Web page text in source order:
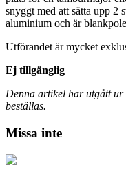
snyggt med att sätta upp 2
aluminium och är
Utförandet är mycket
Ej tillgänglig
Denna artikel har utgått
beställas.
Missa inte